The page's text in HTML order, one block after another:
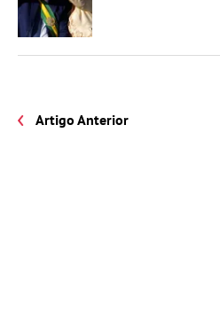
Artigo Anterior